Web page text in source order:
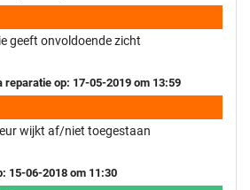
geeft onvoldoende zicht
reparatie op: 17-05-2019 om 13:59
wijkt af/niet toegestaan
15-06-2018 om 11:30